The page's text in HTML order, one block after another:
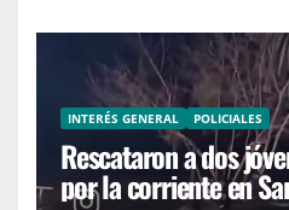
INTERÉS GENERAL POLICIALES
Rescataron a dos
por la corriente en